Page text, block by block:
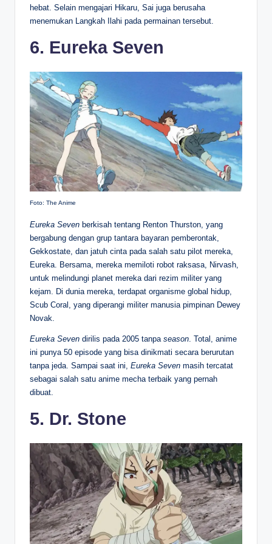
hebat. Selain mengajari Hikaru, Sai juga berusaha
menemukan Langkah Ilahi pada permainan tersebut.
6. Eureka Seven
Foto: The Anime
Eureka Seven berkisah tentang Renton Thurston, yang
bergabung dengan grup tantara bayaran pemberontak,
Gekkostate, dan jatuh cinta pada salah satu pilot mereka,
Eureka. Bersama, mereka memiloti robot raksasa, Nirvash,
untuk melindungi planet mereka dari rezim militer yang
kejam. Di dunia mereka, terdapat organisme global hidup,
Scub Coral, yang diperangi militer manusia pimpinan Dewey
Novak.
Eureka Seven dirilis pada 2005 tanpa season . Total, anime
ini punya 50 episode yang bisa dinikmati secara berurutan
tanpa jeda. Sampai saat ini, Eureka Seven masih tercatat
sebagai salah satu anime mecha terbaik yang pernah
dibuat.
5. Dr. Stone